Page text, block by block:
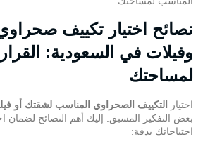
نصائح اختيار تكييف
وفيلات في السعودية:
لمساحتك
اختيار التكييف الصحراوي المناسب لشقتك أو
بعض التفكير المسبق. إليك أهم النصائح لضمان
احتياجاتك بدقة: